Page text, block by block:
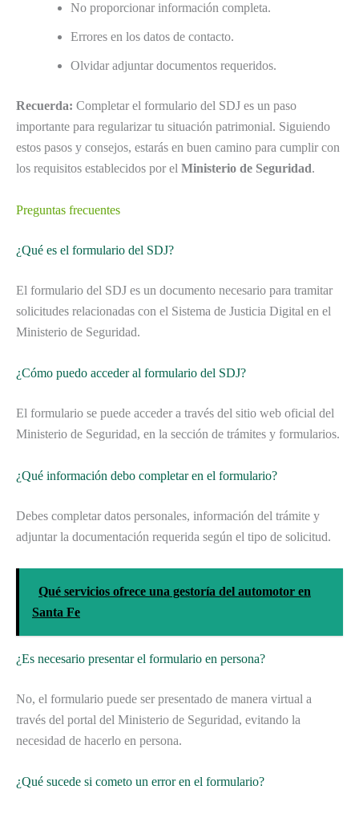
No proporcionar información completa.
Errores en los datos de contacto.
Olvidar adjuntar documentos requeridos.
Recuerda: Completar el formulario del SDJ es un paso
importante para regularizar tu situación patrimonial. Siguiendo
estos pasos y consejos, estarás en buen camino para cumplir con
los requisitos establecidos por el Ministerio de Seguridad.
Preguntas frecuentes
¿Qué es el formulario del SDJ?
El formulario del SDJ es un documento necesario para tramitar
solicitudes relacionadas con el Sistema de Justicia Digital en el
Ministerio de Seguridad.
¿Cómo puedo acceder al formulario del SDJ?
El formulario se puede acceder a través del sitio web oficial del
Ministerio de Seguridad, en la sección de trámites y formularios.
¿Qué información debo completar en el formulario?
Debes completar datos personales, información del trámite y
adjuntar la documentación requerida según el tipo de solicitud.
Qué servicios ofrece una gestoría del automotor en
Santa Fe
¿Es necesario presentar el formulario en persona?
No, el formulario puede ser presentado de manera virtual a
través del portal del Ministerio de Seguridad, evitando la
necesidad de hacerlo en persona.
¿Qué sucede si cometo un error en el formulario?